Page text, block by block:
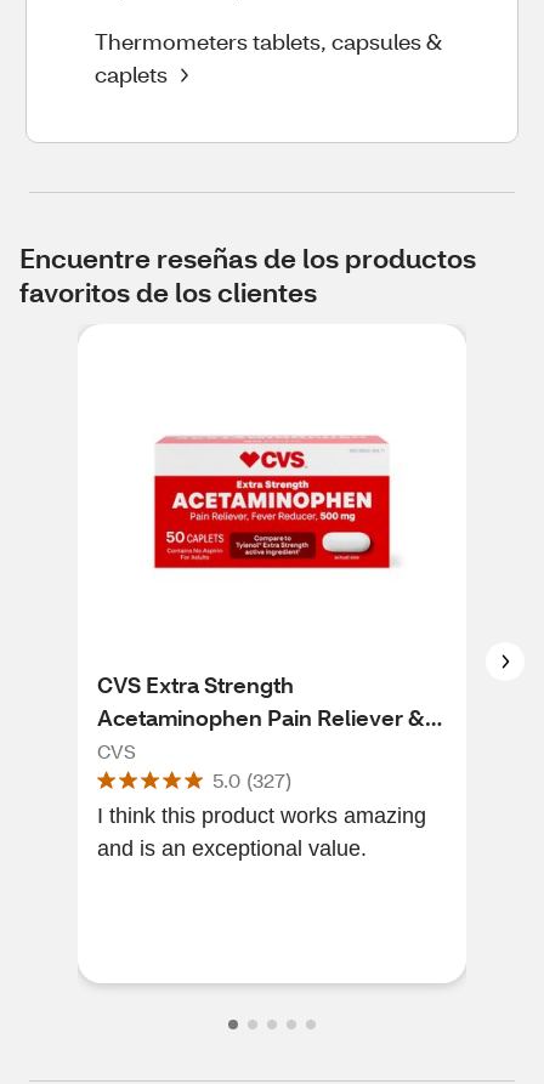
Thermometers tablets, capsules &
caplets
Encuentre reseñas de los productos
favoritos de los clientes
CVS Extra Strength
Acetaminophen Pain Reliever &
Fever Reducer 500 mg, 50
Caplets
CVS
5.0 (327)
I think this product works amazing
and is an exceptional value.